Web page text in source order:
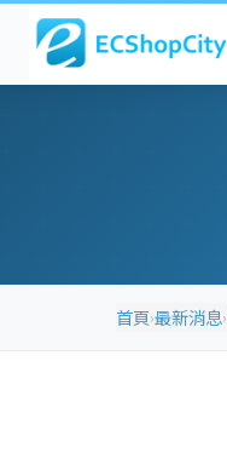
首頁›最新消息›